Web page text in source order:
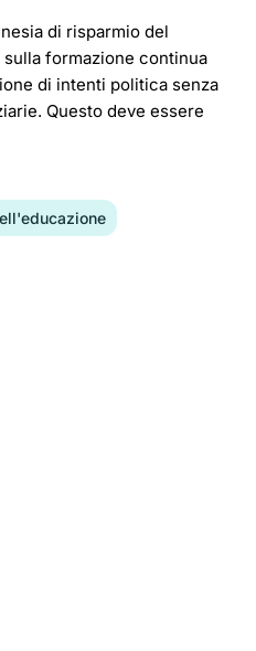
di risparmio del
formazione continua
di intenti politica senza
Questo deve essere